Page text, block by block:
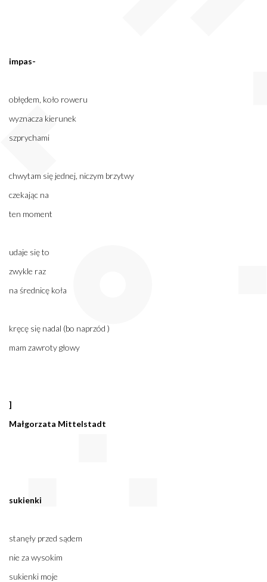
impas-
obłędem, koło roweru
wyznacza kierunek
szprychami
chwytam się jednej, niczym brzytwy
czekając na
ten moment
udaje się to
zwykle raz
na średnicę koła
kręcę się nadal (bo naprzód )
mam zawroty głowy
]
Małgorzata Mittelstadt
sukienki
stanęły przed sądem
nie za wysokim
sukienki moje